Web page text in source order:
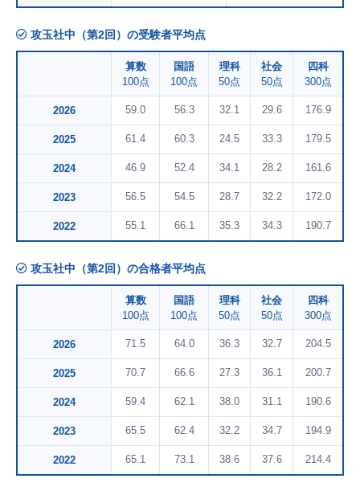
攻玉社中（第2回）の受験者平均点
算数
100点
国語
100点
理科
50点
社会
50点
四科
300点
2026 59.0 56.3 32.1 29.6 176.9
2025 61.4 60.3 24.5 33.3 179.5
2024 46.9 52.4 34.1 28.2 161.6
2023 56.5 54.5 28.7 32.2 172.0
2022 55.1 66.1 35.3 34.3 190.7
攻玉社中（第2回）の合格者平均点
算数
100点
国語
100点
理科
50点
社会
50点
四科
300点
2026 71.5 64.0 36.3 32.7 204.5
2025 70.7 66.6 27.3 36.1 200.7
2024 59.4 62.1 38.0 31.1 190.6
2023 65.5 62.4 32.2 34.7 194.9
2022 65.1 73.1 38.6 37.6 214.4